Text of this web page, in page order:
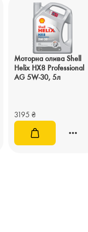
Моторна олива Shell
Helix HX8 Professional
AG 5W-30, 5л
3195 ₴